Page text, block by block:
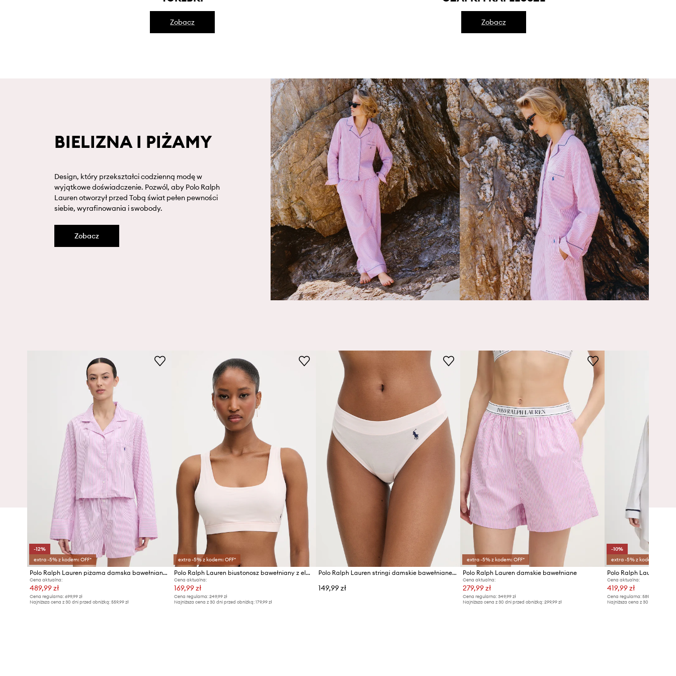
Zobacz Zobacz
BIELIZNA I PIŻAMY
Design, który przekształci codzienną modę w
wyjątkowe doświadczenie. Pozwól, aby Polo Ralph
Lauren otworzył przed Tobą świat pełen pewności
siebie, wyrafinowania i swobody.
Zobacz
-12%
extra -5% z kodem: OFF*
Polo Ralph Lauren piżama damska bawełniana
Cena aktualna:
489,99 zł
Cena regularna: 699,99 zł
Najniższa cena z 30 dni przed obniżką: 559,99 zł
extra -5% z kodem: OFF*
Polo Ralph Lauren biustonosz bawełniany z elastanem
Cena aktualna:
169,99 zł
Cena regularna:249,99 zł
Najniższa cena z 30 dni przed obniżką:179,99 zł
Polo Ralph Lauren stringi damskie bawełniane z elastanem
149,99 zł
extra -5% z kodem: OFF*
Polo Ralph Lauren damskie bawełniane
Cena aktualna:
279,99 zł
Cena regularna:349,99 zł
Najniższa cena z 30 dni przed obniżką:299,99 zł
-10%
extra -5% z kodem: OFF*
Cena aktualna:
419,99 zł
Cena regularna: 589,99 zł
Najniższa cena z 30 dni przed